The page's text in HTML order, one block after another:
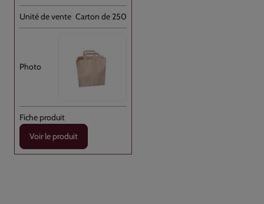
Carton de 250
Voir le produit